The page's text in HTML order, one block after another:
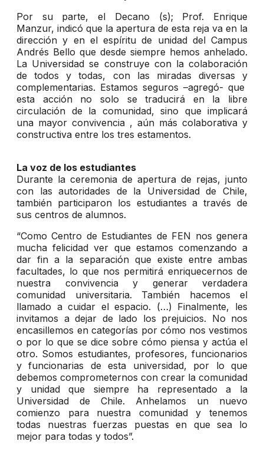
Por su parte, el Decano (s); Prof. Enrique
Manzur, indicó que la apertura de esta reja va en la
dirección y en el espíritu de unidad del Campus
Andrés Bello que desde siempre hemos anhelado.
La Universidad se construye con la colaboración
de todos y todas, con las miradas diversas y
complementarias. Estamos seguros –agregó- que
esta acción no solo se traducirá en la libre
circulación de la comunidad, sino que implicará
una mayor convivencia , aún más colaborativa y
constructiva entre los tres estamentos.
La voz de los estudiantes
Durante la ceremonia de apertura de rejas, junto
con las autoridades de la Universidad de Chile,
también participaron los estudiantes a través de
sus centros de alumnos.
“Como Centro de Estudiantes de FEN nos genera
mucha felicidad ver que estamos comenzando a
dar fin a la separación que existe entre ambas
facultades, lo que nos permitirá enriquecernos de
nuestra convivencia y generar verdadera
comunidad universitaria. También hacemos el
llamado a cuidar el espacio. (…) Finalmente, les
invitamos a dejar de lado los prejuicios. No nos
encasillemos en categorías por cómo nos vestimos
o por lo que se dice sobre cómo piensa y actúa el
otro. Somos estudiantes, profesores, funcionarios
y funcionarias de esta universidad, por lo que
debemos comprometernos con crear la comunidad
y unidad que siempre ha representado a la
Universidad de Chile. Anhelamos un nuevo
comienzo para nuestra comunidad y tenemos
todas nuestras fuerzas puestas en que sea lo
mejor para todas y todos”.